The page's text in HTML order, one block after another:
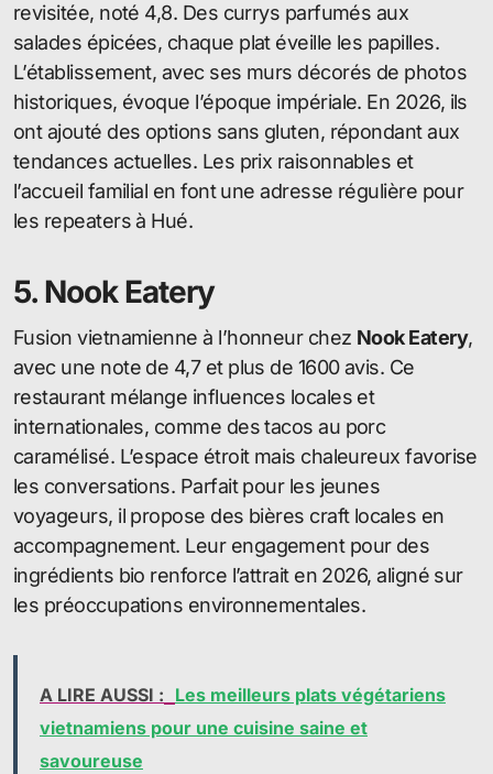
revisitée, noté 4,8. Des currys parfumés aux
salades épicées, chaque plat éveille les papilles.
L’établissement, avec ses murs décorés de photos
historiques, évoque l’époque impériale. En 2026, ils
ont ajouté des options sans gluten, répondant aux
tendances actuelles. Les prix raisonnables et
l’accueil familial en font une adresse régulière pour
les repeaters à Hué.
5. Nook Eatery
Fusion vietnamienne à l’honneur chez Nook Eatery,
avec une note de 4,7 et plus de 1600 avis. Ce
restaurant mélange influences locales et
internationales, comme des tacos au porc
caramélisé. L’espace étroit mais chaleureux favorise
les conversations. Parfait pour les jeunes
voyageurs, il propose des bières craft locales en
accompagnement. Leur engagement pour des
ingrédients bio renforce l’attrait en 2026, aligné sur
les préoccupations environnementales.
A LIRE AUSSI : Les meilleurs plats végétariens
vietnamiens pour une cuisine saine et
savoureuse